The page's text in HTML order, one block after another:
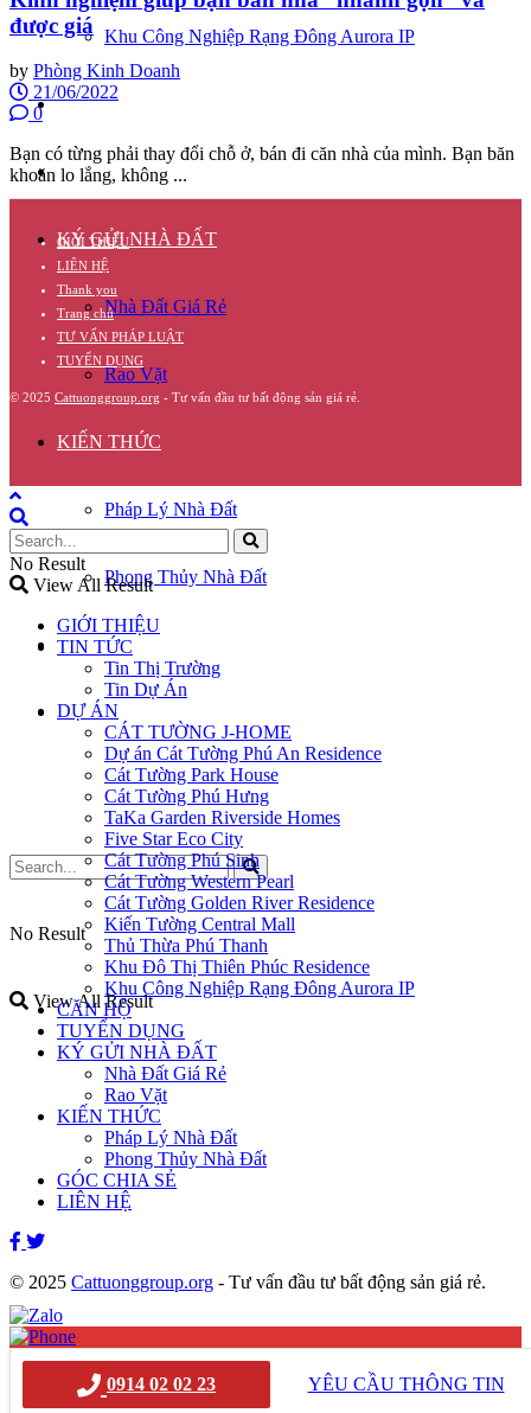
Khu Công Nghiệp Rạng Đông Aurora IP
CĂN HỘ
TUYỂN DỤNG
KÝ GỬI NHÀ ĐẤT
Nhà Đất Giá Rẻ
Rao Vặt
KIẾN THỨC
Pháp Lý Nhà Đất
Phong Thủy Nhà Đất
GÓC CHIA SẺ
LIÊN HỆ
No Result
View All Result
được giá
by Phòng Kinh Doanh
21/06/2022
0
Bạn có từng phải thay đổi chỗ ở, bán đi căn nhà của mình. Bạn băn
khoăn lo lắng, không ...
GIỚI THIỆU
LIÊN HỆ
Thank you
Trang chủ
TƯ VẤN PHÁP LUẬT
TUYỂN DỤNG
© 2025 Cattuonggroup.org - Tư vấn đầu tư bất động sản giá rẻ.
0914 02 02 23 YÊU CẦU THÔNG TIN
No Result
View All Result
GIỚI THIỆU
TIN TỨC
Tin Thị Trường
Tin Dự Án
DỰ ÁN
CÁT TƯỜNG J-HOME
Dự án Cát Tường Phú An Residence
Cát Tường Park House
Cát Tường Phú Hưng
TaKa Garden Riverside Homes
Five Star Eco City
Cát Tường Phú Sinh
Cát Tường Western Pearl
Cát Tường Golden River Residence
Kiến Tường Central Mall
Thủ Thừa Phú Thanh
Khu Đô Thị Thiên Phúc Residence
Khu Công Nghiệp Rạng Đông Aurora IP
CĂN HỘ
TUYỂN DỤNG
KÝ GỬI NHÀ ĐẤT
Nhà Đất Giá Rẻ
Rao Vặt
KIẾN THỨC
Pháp Lý Nhà Đất
Phong Thủy Nhà Đất
GÓC CHIA SẺ
LIÊN HỆ
© 2025 Cattuonggroup.org - Tư vấn đầu tư bất động sản giá rẻ.
0914020223